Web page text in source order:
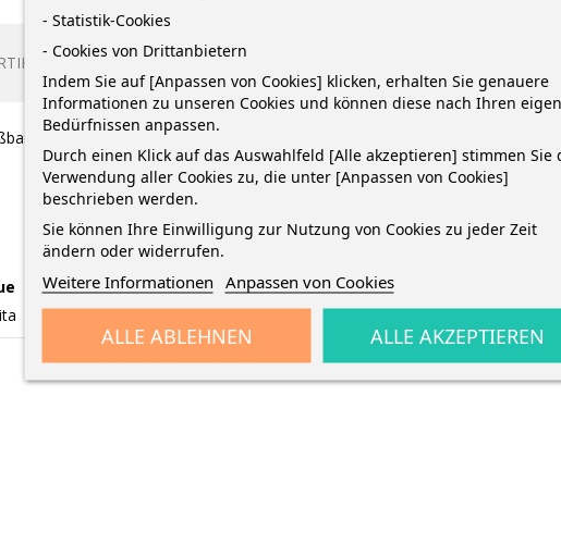
Kunststoffdose ·Der Schwamm ist herausnehmbar
- Statistik-Cookies
- Cookies von Drittanbietern
Indem Sie auf [Anpassen von Cookies] klicken, erhalten Sie genauere
Informationen zu unseren Cookies und können diese nach Ihren
Bedürfnissen anpassen.
Durch einen Klick auf das Auswahlfeld [Alle akzeptieren] stimmen Sie
Verwendung aller Cookies zu, die unter [Anpassen von Cookies]
beschrieben werden.
Sie können Ihre Einwilligung zur Nutzung von Cookies zu jeder Zeit
ändern oder widerrufen.
Weitere Informationen Anpassen von Cookies
ALLE ABLEHNEN ALLE AKZEPTIEREN